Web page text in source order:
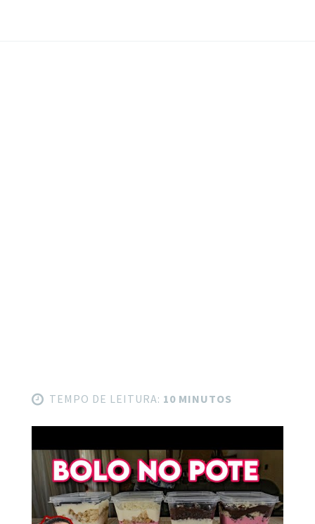
TEMPO DE LEITURA: 10 MINUTOS